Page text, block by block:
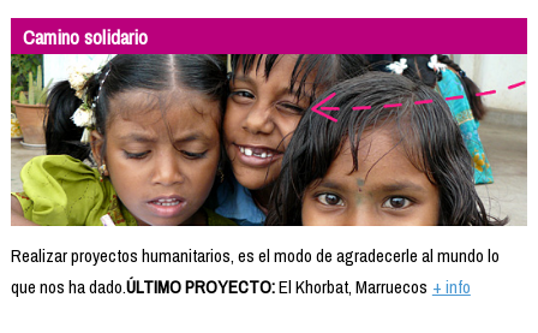
Camino solidario
Realizar proyectos humanitarios, es el modo de agradecerle al mundo lo
que nos ha dado.ÚLTIMO PROYECTO:El Khorbat, Marruecos + info